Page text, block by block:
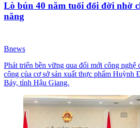
Lò bún 40 năm tuổi đổi đời nhờ
năng
Bnews
Phát triển bền vững qua đổi mới công nghệ
công của cơ sở sản xuất thực phẩm Huỳnh
Bảy, tỉnh Hậu Giang.